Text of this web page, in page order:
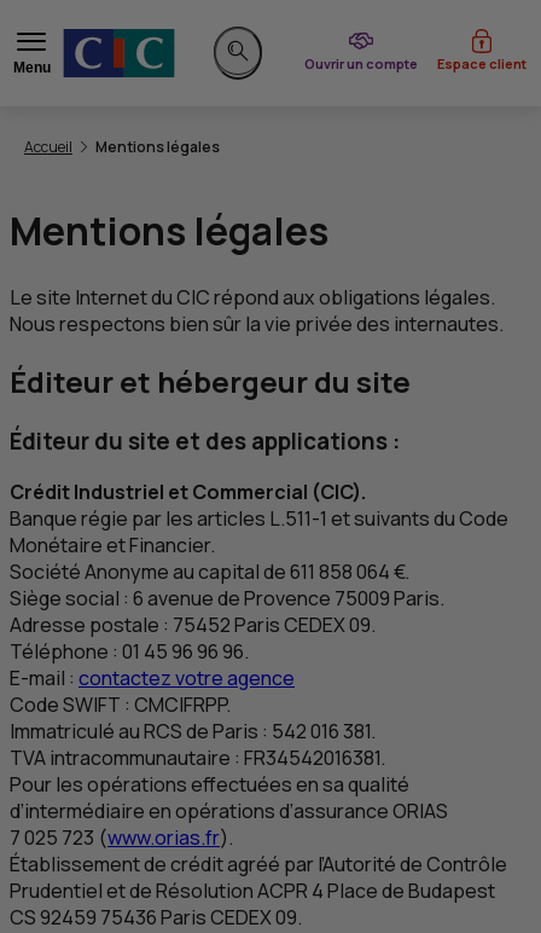
Menu
Rechercher sur le site
Ouvrir un compte
du CIC Espace client
Accueil Mentions légales
Mentions légales
Le site Internet duCICrépond aux obligations légales.
Nous respectons bien sûr la vie privée des internautes.
Éditeur et hébergeur du site
Éditeur du site et des applications :
Crédit Industriel et Commercial (CIC).
Banque régie par les articles L.511-1 et suivants du Code
Monétaire et Financier.
Société Anonyme au capital de 611 858 064 €.
Siège social : 6 avenue de Provence 75009 Paris.
Adresse postale : 75452 Paris CEDEX 09.
Téléphone : 01 45 96 96 96.
E-mail : contactez votre agence
Code SWIFT : CMCIFRPP.
Immatriculé auRCSde Paris : 542 016 381.
TVAintracommunautaire : FR34542016381.
Pour les opérations effectuées en sa qualité
d’intermédiaire en opérations d’assurance ORIAS
7 025 723 (www.orias.fr).
Établissement de crédit agréé par l’Autorité de Contrôle
Prudentiel et de RésolutionACPR 4 Place de Budapest
CS92459 75436 Paris CEDEX 09.